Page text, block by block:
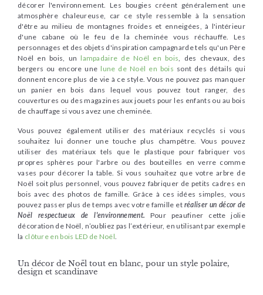
décorer l'environnement. Les bougies créent généralement une
atmosphère chaleureuse, car ce style ressemble à la sensation
d'être au milieu de montagnes froides et enneigées, à l'intérieur
d'une cabane où le feu de la cheminée vous réchauffe. Les
personnages et des objets d'inspiration campagnarde tels qu'un Père
Noël en bois, un lampadaire de Noël en bois, des chevaux, des
bergers ou encore une lune de Noël en bois sont des détails qui
donnent encore plus de vie à ce style. Vous ne pouvez pas manquer
un panier en bois dans lequel vous pouvez tout ranger, des
couvertures ou des magazines aux jouets pour les enfants ou au bois
de chauffage si vous avez une cheminée.
Vous pouvez également utiliser des matériaux recyclés si vous
souhaitez lui donner une touche plus champêtre. Vous pouvez
utiliser des matériaux tels que le plastique pour fabriquer vos
propres sphères pour l'arbre ou des bouteilles en verre comme
vases pour décorer la table. Si vous souhaitez que votre arbre de
Noël soit plus personnel, vous pouvez fabriquer de petits cadres en
bois avec des photos de famille. Grâce à ces idées simples, vous
pouvez passer plus de temps avec votre famille et réaliser un décor de
Noël respectueux de l'environnement. Pour peaufiner cette jolie
décoration de Noël, n’oubliez pas l’extérieur, en utilisant par exemple
la clôture en bois LED de Noël.
Un décor de Noël tout en blanc, pour un style polaire,
design et scandinave